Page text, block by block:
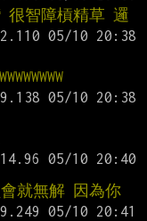
智障槓精草 邏
就無解 因為你